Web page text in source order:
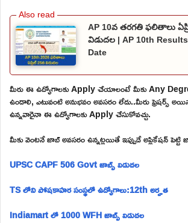
AP 10వ తరగతి ఫలితాలు
విడుదల | AP 10th
Date
మీరు ఈ ఉద్యోగాలకు Apply చేయాలంటే మీకు Any
ఉండాలి, ఎటువంటి అనుభవం అవసరం లేదు..మీరు ఫ్రెషర్స్
ఉన్నవారైనా ఈ ఉద్యోగాలకు Apply చేసుకోవచ్చు.
మీకు వెంటనే జాబ్ అవసరం ఉన్నట్లయితే ఇప్పుడే అప్లికేషన్
UPSC CAPF 506 Govt జాబ్స్ విడుదల
TS లోని పోషకాహర సంస్థలో ఉద్యోగాలు:12th అర్హత
Indiamart లో 1000 WFH జాబ్స్ విడుదల